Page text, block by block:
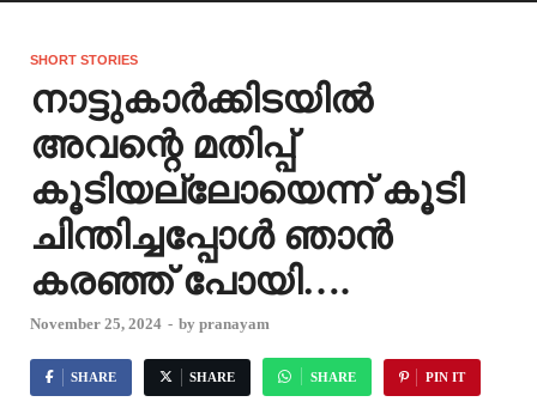
SHORT STORIES
നാട്ടുകാർക്കിടയിൽ
അവന്റെ മതിപ്പ്
കൂടിയല്ലോയെന്ന് കൂടി
ചിന്തിച്ചപ്പോൾ ഞാൻ
കരഞ്ഞ് പോയി….
November 25, 2024 - by pranayam
SHARE SHARE SHARE PIN IT